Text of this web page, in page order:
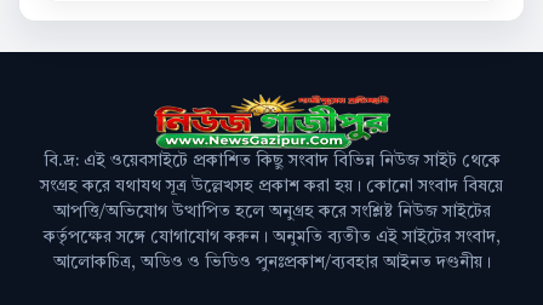
বি.দ্র: এই ওয়েবসাইটে প্রকাশিত কিছু সংবাদ বিভিন্ন নিউজ সাইট থেকে
সংগ্রহ করে যথাযথ সূত্র উল্লেখসহ প্রকাশ করা হয়। কোনো সংবাদ বিষয়ে
আপত্তি/অভিযোগ উত্থাপিত হলে অনুগ্রহ করে সংশ্লিষ্ট নিউজ সাইটের
কর্তৃপক্ষের সঙ্গে যোগাযোগ করুন। অনুমতি ব্যতীত এই সাইটের সংবাদ,
আলোকচিত্র, অডিও ও ভিডিও পুনঃপ্রকাশ/ব্যবহার আইনত দণ্ডনীয়।